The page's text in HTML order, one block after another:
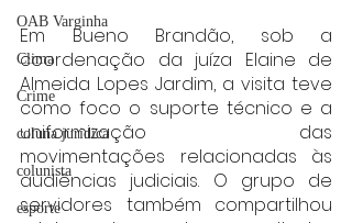
OAB Varginha
Clima
Crime
coluna juridica
colunista
esporte
Em Bueno Brandão, sob a
coordenação da juíza Elaine de
Almeida Lopes Jardim, a visita teve
como foco o suporte técnico e a
uniformização das
movimentações relacionadas às
audiências judiciais. O grupo de
servidores também compartilhou